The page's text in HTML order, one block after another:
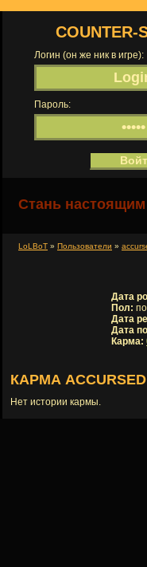
Логин (он же ник в игре):
Пароль:
Стань
LoLBoT » Пользователи »
Дата
Пол:
Дата
Дата
Карма:
КАРМА
Нет истории кармы.